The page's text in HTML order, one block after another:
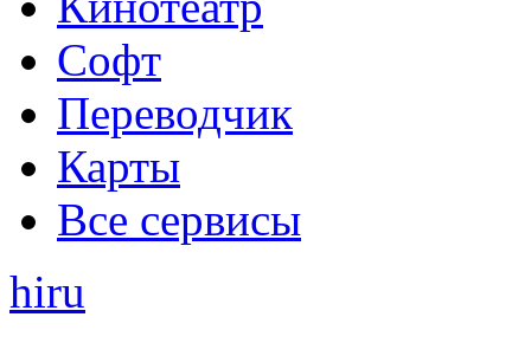
Софт
Переводчик
Карты
Все сервисы
hiru